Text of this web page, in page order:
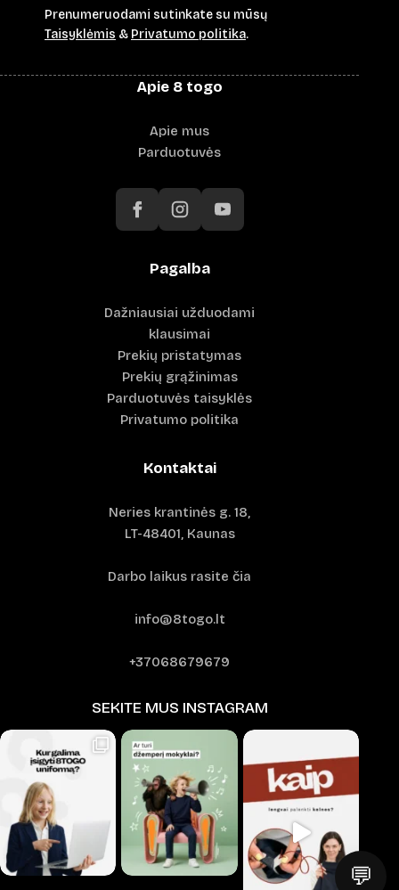
Prenumeruodami sutinkate su mūsų
Taisyklėmis & Privatumo politika.
Apie 8 togo
Apie mus
Parduotuvės
Pagalba
Dažniausiai užduodami
klausimai
Prekių pristatymas
Prekių grąžinimas
Parduotuvės taisyklės
Privatumo politika
Kontaktai
Neries krantinės g. 18,
LT-48401, Kaunas
Darbo laikus rasite čia
info@8togo.lt
+37068679679
SEKITE MUS INSTAGRAM
💬